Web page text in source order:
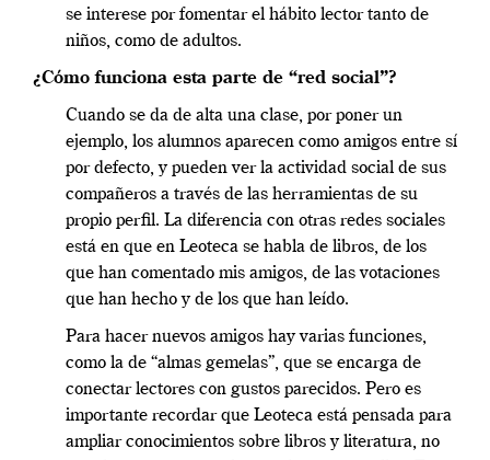
se interese por fomentar el hábito lector tanto de
niños, como de adultos.
¿Cómo funciona esta parte de “red social”?
Cuando se da de alta una clase, por poner un
ejemplo, los alumnos aparecen como amigos entre sí
por defecto, y pueden ver la actividad social de sus
compañeros a través de las herramientas de su
propio perfil. La diferencia con otras redes sociales
está en que en Leoteca se habla de libros, de los
que han comentado mis amigos, de las votaciones
que han hecho y de los que han leído.
Para hacer nuevos amigos hay varias funciones,
como la de “almas gemelas”, que se encarga de
conectar lectores con gustos parecidos. Pero es
importante recordar que Leoteca está pensada para
ampliar conocimientos sobre libros y literatura, no